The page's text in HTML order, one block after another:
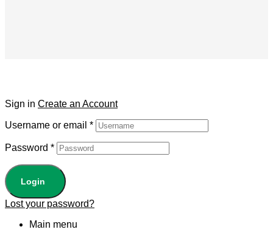
Sign in Create an Account
Username or email *
Password *
Login
Lost your password?
Main menu